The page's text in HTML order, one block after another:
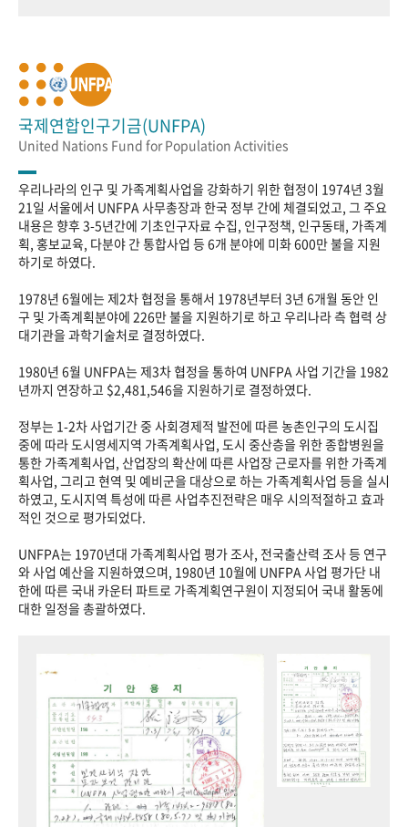
국제연합인구기금(UNFPA)
United Nations Fund for Population Activities
우리나라의 인구 및 가족계획사업을 강화하기 위한 협정이 1974년 3월
21일 서울에서 UNFPA 사무총장과 한국 정부 간에 체결되었고, 그 주요
내용은 향후 3-5년간에 기초인구자료 수집, 인구정책, 인구동태, 가족계
획, 홍보교육, 다분야 간 통합사업 등 6개 분야에 미화 600만 불을 지원
하기로 하였다.
1978년 6월에는 제2차 협정을 통해서 1978년부터 3년 6개월 동안 인
구 및 가족계획분야에 226만 불을 지원하기로 하고 우리나라 측 협력 상
대기관을 과학기술처로 결정하였다.
1980년 6월 UNFPA는 제3차 협정을 통하여 UNFPA 사업 기간을 1982
년까지 연장하고 $2,481,546을 지원하기로 결정하였다.
정부는 1-2차 사업기간 중 사회경제적 발전에 따른 농촌인구의 도시집
중에 따라 도시영세지역 가족계획사업, 도시 중산층을 위한 종합병원을
통한 가족계획사업, 산업장의 확산에 따른 사업장 근로자를 위한 가족계
획사업, 그리고 현역 및 예비군을 대상으로 하는 가족계획사업 등을 실시
하였고, 도시지역 특성에 따른 사업추진전략은 매우 시의적절하고 효과
적인 것으로 평가되었다.
UNFPA는 1970년대 가족계획사업 평가 조사, 전국출산력 조사 등 연구
와 사업 예산을 지원하였으며, 1980년 10월에 UNFPA 사업 평가단 내
한에 따른 국내 카운터 파트로 가족계획연구원이 지정되어 국내 활동에
대한 일정을 총괄하였다.